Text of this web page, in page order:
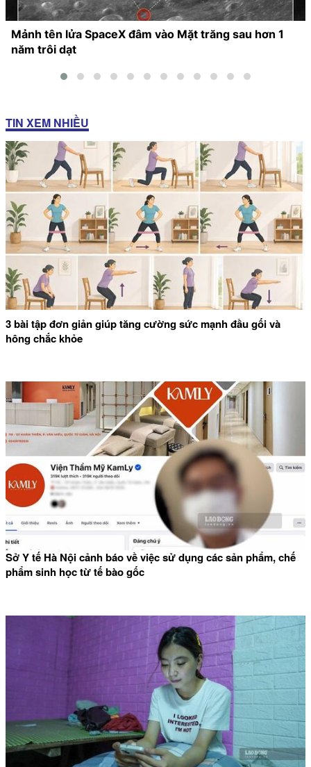
Mảnh tên lửa SpaceX đâm vào Mặt trăng sau hơn 1
năm trôi dạt
TIN XEM NHIỀU
3 bài tập đơn giản giúp tăng cường sức mạnh đầu gối và
hông chắc khỏe
Sở Y tế Hà Nội cảnh báo về việc sử dụng các sản phẩm, chế
phẩm sinh học từ tế bào gốc